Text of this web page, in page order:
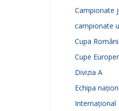
Campionate
campionate
Cupa
Cupe
Divizia A
Echipa
Internațional